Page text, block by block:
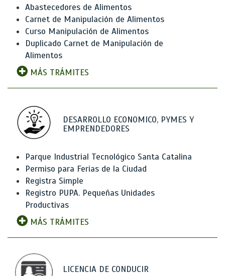
Abastecedores de Alimentos
Carnet de Manipulación de Alimentos
Curso Manipulación de Alimentos
Duplicado Carnet de Manipulación de
Alimentos
MÁS TRÁMITES
DESARROLLO ECONOMICO, PYMES Y
EMPRENDEDORES
Parque Industrial Tecnológico Santa Catalina
Permiso para Ferias de la Ciudad
Registra Simple
Registro PUPA. Pequeñas Unidades
Productivas
MÁS TRÁMITES
LICENCIA DE CONDUCIR